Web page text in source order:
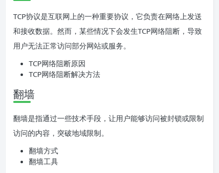
TCP协议是互联网上的一种重要协议，它负责在网络上发送
和接收数据。然而，某些情况下会发生TCP网络阻断，导致
用户无法正常访问部分网站或服务。
TCP网络阻断原因
TCP网络阻断解决方法
翻墙
翻墙是指通过一些技术手段，让用户能够访问被封锁或限制
访问的内容，突破地域限制。
翻墙方式
翻墙工具